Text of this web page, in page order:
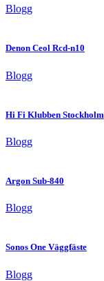
Blogg
Denon Ceol Rcd-n10
Blogg
Hi Fi Klubben Stockholm
Blogg
Argon Sub-840
Blogg
Sonos One Väggfäste
Blogg